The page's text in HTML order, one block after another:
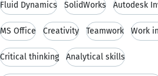
Fluid Dynamics SolidWorks Autodesk
MS Office Creativity Teamwork Work
Critical thinking Analytical skills